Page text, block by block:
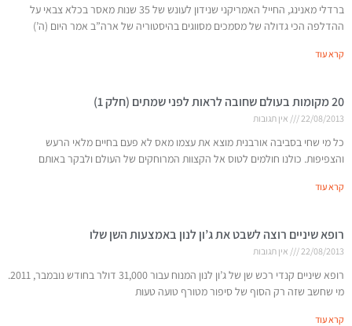
ברדלי מאנינג, החייל האמריקני שנידון לעונש של 35 שנות מאסר בכלא צבאי על
ההדלפה הכי גדולה של מסמכים מסווגים בהיסטוריה של ארה”ב אמר היום (ה’)
קרא עוד
20 מקומות בעולם שחובה לראות לפני שמתים (חלק 1)
22/08/2013 אין תגובות
כל מי שחי בסביבה אורבנית מוצא את עצמו מאס לא פעם בחיים מלאי הרעש
והצפיפות. כולנו חולמים לטוס אל הקצוות המרוחקים של העולם ולבקר באותם
קרא עוד
רופא שיניים רוצה לשבט את ג’ון לנון באמצעות השן שלו
22/08/2013 אין תגובות
רופא שיניים קנדי רכש שן של ג’ון לנון המנוח עבור 31,000 דולר בחודש נובמבר, 2011.
מי שחשב שזה רק הסוף של סיפור מטורף טועה טעות
קרא עוד